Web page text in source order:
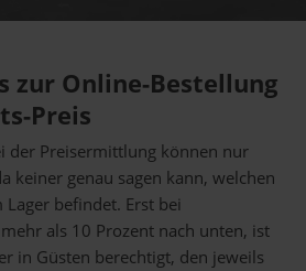
zur Online-Bestellung
Preis
der Preisermittlung können nur
keiner genau sagen kann, welchen
befindet. Erst bei
als 10 Prozent nach unten, ist
in Güsten berechtigt, den jeweils